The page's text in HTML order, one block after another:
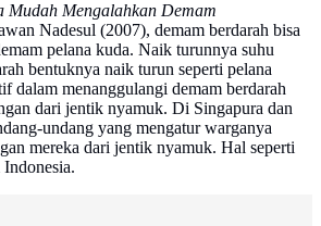
Mudah Mengalahkan Demam
Nadesul (2007), demam berdarah bisa
pelana kuda. Naik turunnya suhu
bentuknya naik turun seperti pelana
dalam menanggulangi demam berdarah
dari jentik nyamuk. Di Singapura dan
undang yang mengatur warganya
mereka dari jentik nyamuk. Hal seperti